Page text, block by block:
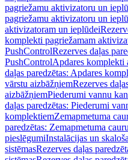
pagriežamu aktivizatoru un
pagriežamu aktivizatoru un
aktivizatoram un ieplūdei
komplekti pagriežamam
PushControlRezerves daļas
PushControlApdares komplekti
daļas paredzētas: Apdares
vārstu aizbāžņiemRezerves
aizbāžņiemPiederumi vannu
daļas paredzētas: Piederumi
komplektiemZemapmetuma
paredzētas: Zemapmetuma
pieslēgumiInstalācijas un
sistēmasRezerves daļas